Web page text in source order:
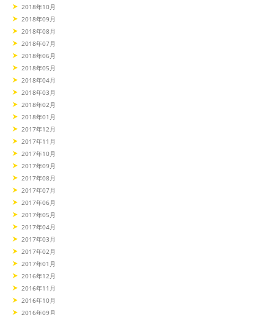
2018年10月
2018年09月
2018年08月
2018年07月
2018年06月
2018年05月
2018年04月
2018年03月
2018年02月
2018年01月
2017年12月
2017年11月
2017年10月
2017年09月
2017年08月
2017年07月
2017年06月
2017年05月
2017年04月
2017年03月
2017年02月
2017年01月
2016年12月
2016年11月
2016年10月
2016年09月